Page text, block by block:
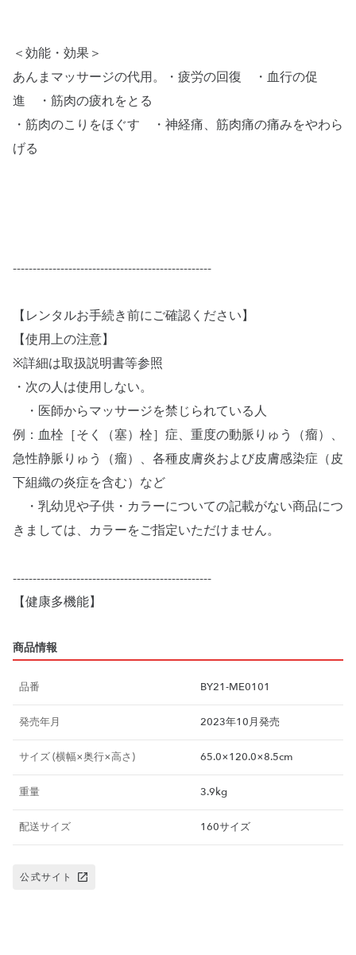
＜効能・効果＞
あんまマッサージの代用。・疲労の回復 ・血行の促
進 ・筋肉の疲れをとる
・筋肉のこりをほぐす ・神経痛、筋肉痛の痛みをやわら
げる
--------------------------------------------------
【レンタルお手続き前にご確認ください】
【使用上の注意】
※詳細は取扱説明書等参照
・次の人は使用しない。
・医師からマッサージを禁じられている人
例：血栓［そく（塞）栓］症、重度の動脈りゅう（瘤）、
急性静脈りゅう（瘤）、各種皮膚炎および皮膚感染症（皮
下組織の炎症を含む）など
・乳幼児や子供・カラーについての記載がない商品につ
きましては、カラーをご指定いただけません。
--------------------------------------------------
商品情報
品番 BY21-ME0101
発売年月 2023年10月発売
サイズ (横幅×奥行×高さ) 65.0×120.0×8.5cm
重量 3.9kg
配送サイズ 160サイズ
公式サイト